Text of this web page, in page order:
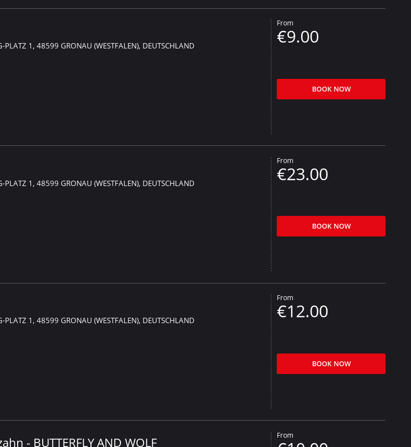
PLATZ 1, 48599 GRONAU (WESTFALEN), DEUTSCHLAND
From
€9.00
BOOK NOW
PLATZ 1, 48599 GRONAU (WESTFALEN), DEUTSCHLAND
From
€23.00
BOOK NOW
PLATZ 1, 48599 GRONAU (WESTFALEN), DEUTSCHLAND
From
€12.00
BOOK NOW
- BUTTERFLY AND WOLF From